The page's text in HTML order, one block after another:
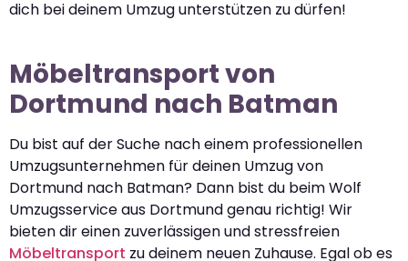
dich bei deinem Umzug unterstützen zu dürfen!
Möbeltransport von
Dortmund nach Batman
Du bist auf der Suche nach einem professionellen
Umzugsunternehmen für deinen Umzug von
Dortmund nach Batman? Dann bist du beim Wolf
Umzugsservice aus Dortmund genau richtig! Wir
bieten dir einen zuverlässigen und stressfreien
Möbeltransport zu deinem neuen Zuhause. Egal ob es